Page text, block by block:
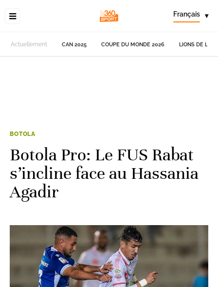
Français ▾
Actuellement CAN 2025 COUPE DU MONDE 2026 LIONS DE
BOTOLA
Botola Pro: Le FUS Rabat
s’incline face au Hassania
Agadir